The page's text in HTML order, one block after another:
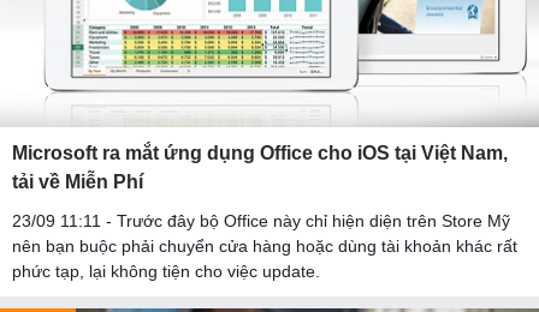
Microsoft ra mắt ứng dụng Office cho iOS tại Việt Nam,
tải về Miễn Phí
23/09 11:11 - Trước đây bộ Office này chỉ hiện diện trên Store Mỹ
nên bạn buộc phải chuyển cửa hàng hoặc dùng tài khoản khác rất
phức tạp, lại không tiện cho việc update.